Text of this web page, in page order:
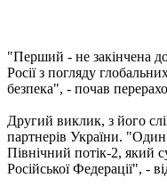
"Перший - не закінчена
Росії з погляду
безпека", - почав
Другий виклик, з його
партнерів України. "Один
Північний потік-2, який
Російської Федерації", -